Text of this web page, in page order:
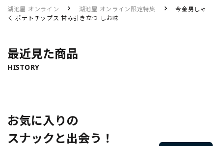
湖池屋 オンライン
湖池屋 オンライン限定特集
今金男しゃ
く ポテトチップス 甘み引き立つ しお味
最近見た商品
HISTORY
お気に入りの
スナックと出会う！